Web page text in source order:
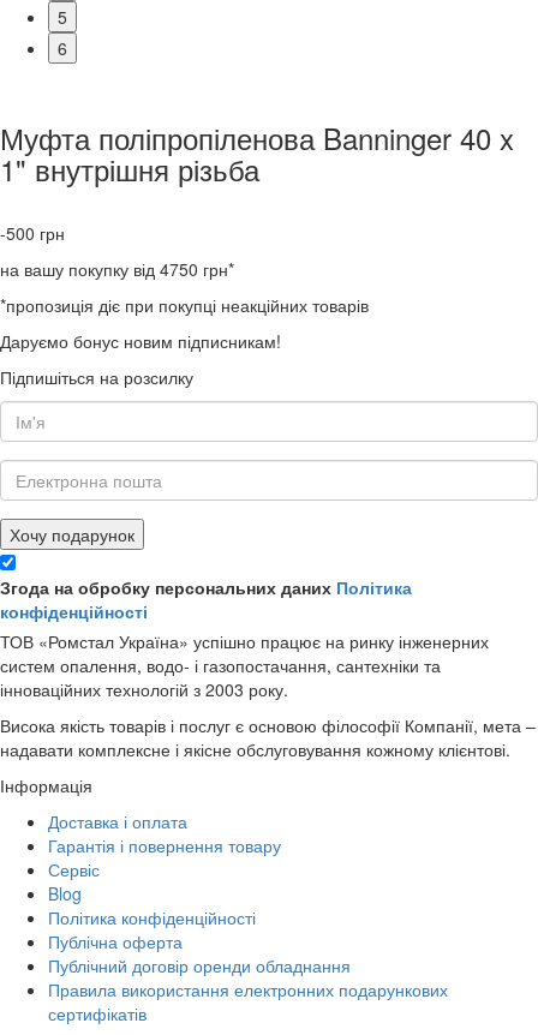
5
6
Муфта поліпропіленова Banninger 40 x
1" внутрішня різьба
-500 грн
на вашу покупку від 4750 грн*
*пропозиція діє при покупці неакційних товарів
Даруємо бонус новим підписникам!
Підпишіться на розсилку
Хочу подарунок
Згода на обробку персональних даних Політика
конфіденційності
ТОВ «Ромстал Україна» успішно працює на ринку інженерних
систем опалення, водо- і газопостачання, сантехніки та
інноваційних технологій з 2003 року.
Висока якість товарів і послуг є основою філософії Компанії, мета –
надавати комплексне і якісне обслуговування кожному клієнтові.
Інформація
Доставка і оплата
Гарантія і повернення товару
Сервіс
Blog
Політика конфіденційності
Публічна оферта
Публічний договір оренди обладнання
Правила використання електронних подарункових
сертифікатів